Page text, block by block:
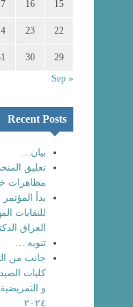
15
16
22
23
29
30
« Sep
Recent Posts
بيان…
تعليق
مظاهرات
بدأ
للنقابات
العراق
تنويه …
جانب من
كليات
٢٠٢٤